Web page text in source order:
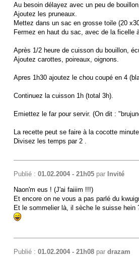
Au besoin délayez avec un peu de
Ajoutez les pruneaux.
Mettez dans un sac en grosse toile (20
Fermez en haut du sac, avec de la ficelle
Après 1/2 heure de cuisson du bouillon,
Ajoutez carottes, poireaux, oignons.
Apres 1h30 ajoutez le chou coupé en 4
Continuez la cuisson 1h (total 3h).
Emiettez le far pour servir. (On dit :
La recette peut se faire à la cocotte minute.
Divisez les temps par 2 .
Publié : 01.02.2004 - 21h05par Invité
Naon'm eus ! (J'ai faiiim !!!)
Et encore on ne vous a pas parlé du
Et le sommelier là, il sèche le suisse hein
Publié : 01.02.2004 - 21h08par drazam